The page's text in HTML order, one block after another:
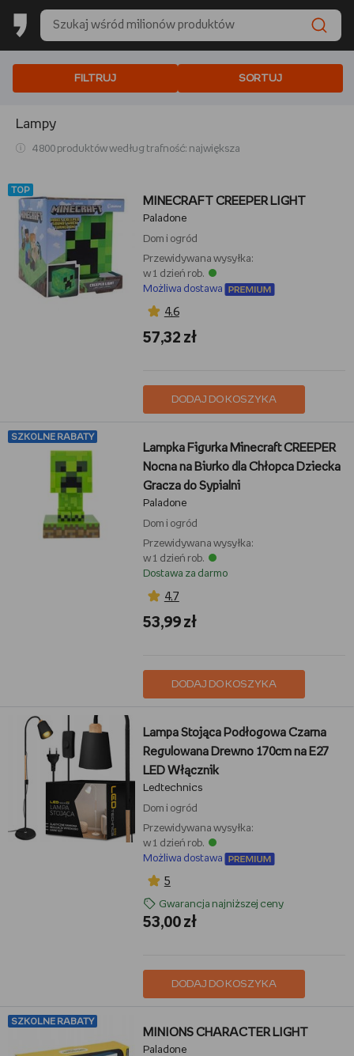
FILTRUJ SORTUJ
Lampy
4 800 produktów według trafność: największa
TOP
MINECRAFT CREEPER LIGHT
Paladone
Dom i ogród
Przewidywana wysyłka:
w 1 dzień rob.
Możliwa dostawa
4,6
57,32 zł
DODAJ DO KOSZYKA
SZKOLNE RABATY
Lampka Figurka Minecraft CREEPER
Nocna na Biurko dla Chłopca Dziecka
Gracza do Sypialni
Paladone
Dom i ogród
Przewidywana wysyłka:
w 1 dzień rob.
Dostawa za darmo
4,7
53,99 zł
DODAJ DO KOSZYKA
Lampa Stojąca Podłogowa Czarna
Regulowana Drewno 170cm na E27
LED Włącznik
Ledtechnics
Dom i ogród
Przewidywana wysyłka:
w 1 dzień rob.
Możliwa dostawa
5
Gwarancja najniższej ceny
53,00 zł
DODAJ DO KOSZYKA
SZKOLNE RABATY
MINIONS CHARACTER LIGHT
Paladone